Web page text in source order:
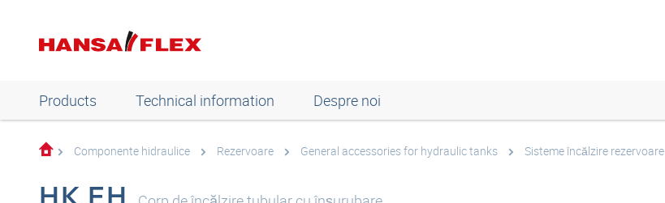
Products Technical information Despre noi
Componente hidraulice Rezervoare General accessories for hydraulic tanks Sisteme încălzire rezervoare
HK EH